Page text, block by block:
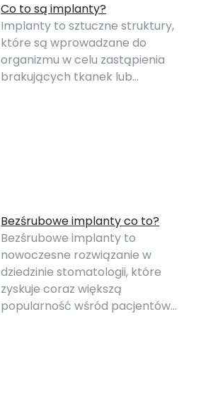
Co to są implanty?
Implanty to sztuczne struktury,
które są wprowadzane do
organizmu w celu zastąpienia
brakujących tkanek lub…
Bezśrubowe implanty co to?
Bezśrubowe implanty to
nowoczesne rozwiązanie w
dziedzinie stomatologii, które
zyskuje coraz większą
popularność wśród pacjentów…